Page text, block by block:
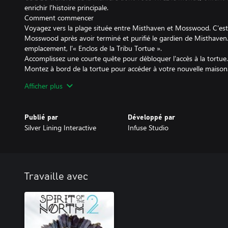
enrichir l'histoire principale.
Comment commencer
Voyagez vers la plage située entre Misthaven et Mosswood.
Mosswood après avoir terminé et purifié le gardien de
emplacement, l'« Enclos de la Tribu Tortue ».
Accomplissez une courte quête pour débloquer l'accès à la tortue.
Montez à bord de la tortue pour accéder à votre nouvelle
Une maison de joueur unique sur le dos d'une tortue de mer
Une longue-vue en tour qui révèle les points d'intérêt dans
4 cosmétiques exclusifs à découvrir. Skins de personnage :
Ce DLC se concentre sur la nouvelle maison et les récompenses
quelques nouveaux emplacements, énigmes et un peu de savoir,
extension complète. <3
La maison de l'île de la tortue et les récompenses cosmétiques
normalement dans l'histoire principale et ne sont pas
Afficher plus
Publié par
Silver Lining Interactive
Développé par
Infuse Studio
Travaille avec